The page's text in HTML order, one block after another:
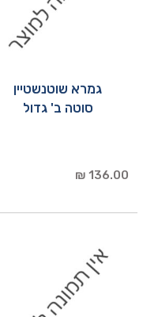
גמרא שוטנשטיין
סוטה ב' גדול
136.00 ₪